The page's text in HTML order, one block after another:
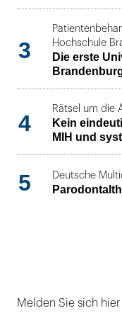
3
Hochschule
Die erste
4
Rätsel um die
Kein
MIH und
5 Deutsche
Melden Sie sich